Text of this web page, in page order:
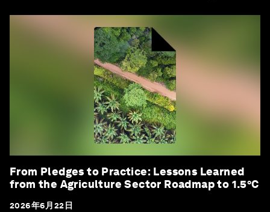
From Pledges to Practice: Lessons Learned
from the Agriculture Sector Roadmap to 1.5°C
2026年6月22日